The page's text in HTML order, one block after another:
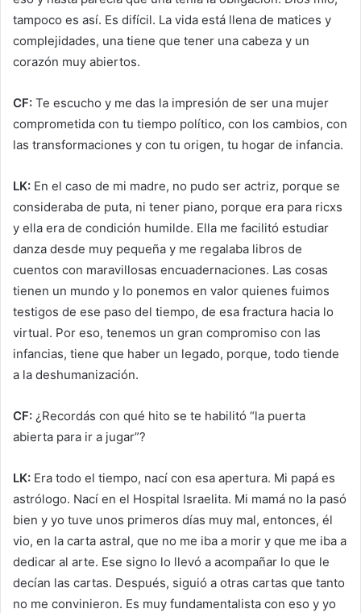
tampoco es así. Es difícil. La vida está llena de matices y
complejidades, una tiene que tener una cabeza y un
corazón muy abiertos.
CF: Te escucho y me das la impresión de ser una mujer
comprometida con tu tiempo político, con los cambios, con
las transformaciones y con tu origen, tu hogar de infancia.
LK: En el caso de mi madre, no pudo ser actriz, porque se
consideraba de puta, ni tener piano, porque era para ricxs
y ella era de condición humilde. Ella me facilitó estudiar
danza desde muy pequeña y me regalaba libros de
cuentos con maravillosas encuadernaciones. Las cosas
tienen un mundo y lo ponemos en valor quienes fuimos
testigos de ese paso del tiempo, de esa fractura hacia lo
virtual. Por eso, tenemos un gran compromiso con las
infancias, tiene que haber un legado, porque, todo tiende
a la deshumanización.
CF: ¿Recordás con qué hito se te habilitó “la puerta
abierta para ir a jugar”?
LK: Era todo el tiempo, nací con esa apertura. Mi papá es
astrólogo. Nací en el Hospital Israelita. Mi mamá no la pasó
bien y yo tuve unos primeros días muy mal, entonces, él
vio, en la carta astral, que no me iba a morir y que me iba a
dedicar al arte. Ese signo lo llevó a acompañar lo que le
decían las cartas. Después, siguió a otras cartas que tanto
no me convinieron. Es muy fundamentalista con eso y yo